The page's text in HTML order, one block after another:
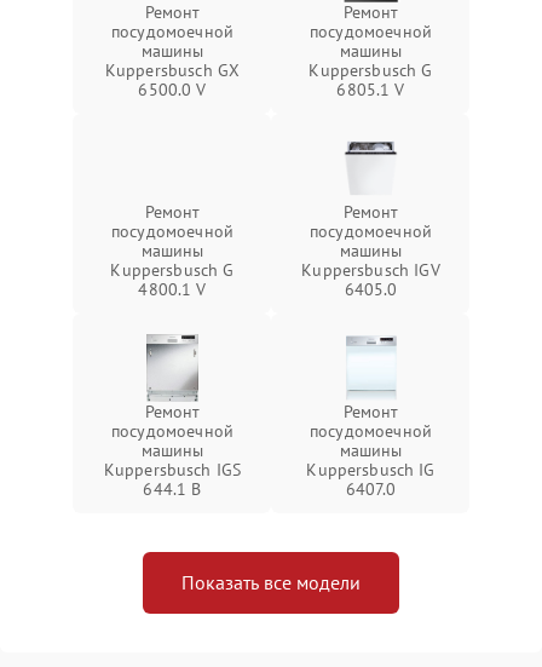
Ремонт
посудомоечной
машины
Kuppersbusch GX
6500.0 V
Ремонт
посудомоечной
машины
Kuppersbusch G
6805.1 V
Ремонт
посудомоечной
машины
Kuppersbusch G
4800.1 V
Ремонт
посудомоечной
машины
Kuppersbusch IGV
6405.0
Ремонт
посудомоечной
машины
Kuppersbusch IGS
644.1 B
Ремонт
посудомоечной
машины
Kuppersbusch IG
6407.0
Показать все модели